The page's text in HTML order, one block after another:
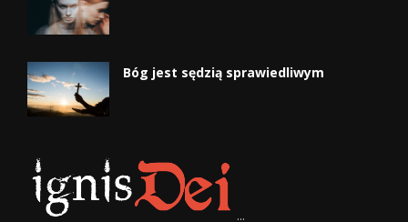
Bóg jest sędzią sprawiedliwym
...